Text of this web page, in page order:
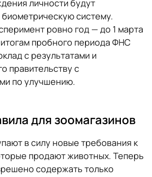
личности будут
биометрическую систему.
ровно год — до 1 марта
пробного периода ФНС
с результатами и
правительству с
по улучшению.
для зоомагазинов
в силу новые требования к
продают животных. Теперь
содержать только